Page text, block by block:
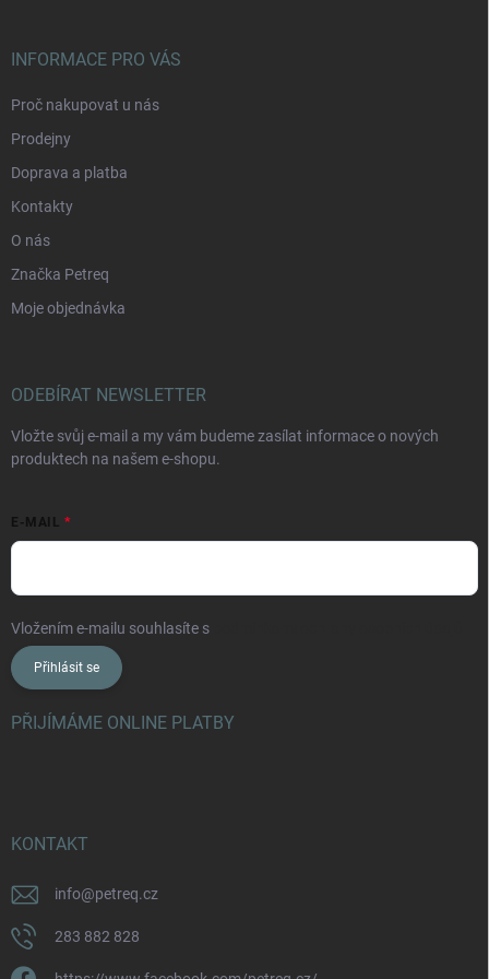
INFORMACE PRO VÁS
Proč nakupovat u nás
Prodejny
Doprava a platba
Kontakty
O nás
Značka Petreq
Moje objednávka
ODEBÍRAT NEWSLETTER
Vložte svůj e-mail a my vám budeme zasílat informace o nových
produktech na našem e-shopu.
E-MAIL
Vložením e-mailu souhlasíte s
Přihlásit se
PŘIJÍMÁME ONLINE PLATBY
KONTAKT
info@petreq.cz
283 882 828